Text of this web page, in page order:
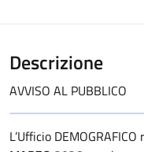
Descrizione
AVVISO AL PUBBLICO
L’Ufficio